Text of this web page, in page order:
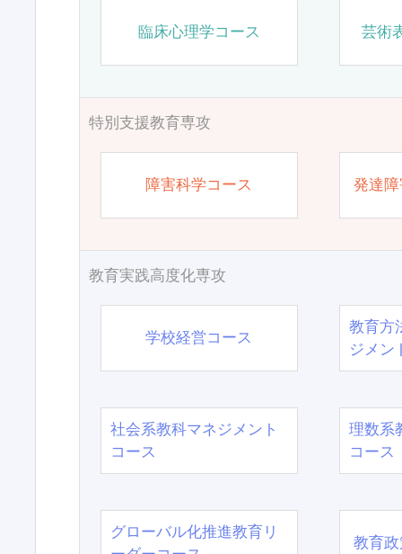
臨床心理学コース 芸術
特別支援教育専攻
障害科学コース 発達
教育実践高度化専攻
学校経営コース
教育方
ジメン
社会系教科マネジメント
コース
理数系
コース
グローバル化推進教育リ
教育